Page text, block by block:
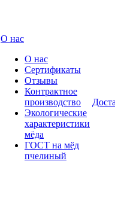
О нас
О нас
Сертификаты
Отзывы
Контрактное
производство
Экологические
характеристики
мёда
ГОСТ на мёд
пчелиный